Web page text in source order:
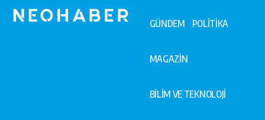
GÜNDEM POLİTİKA
MAGAZİN
BİLİM VE TEKNOLOJİ